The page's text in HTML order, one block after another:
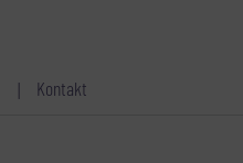
Kontakt